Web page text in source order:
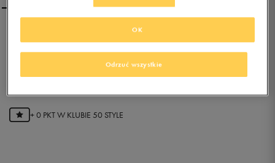
0.0(0)
0złz Vat
+ 0 PKT W KLUBIE 50 STYLE
Odrzuć wszystkie
OK